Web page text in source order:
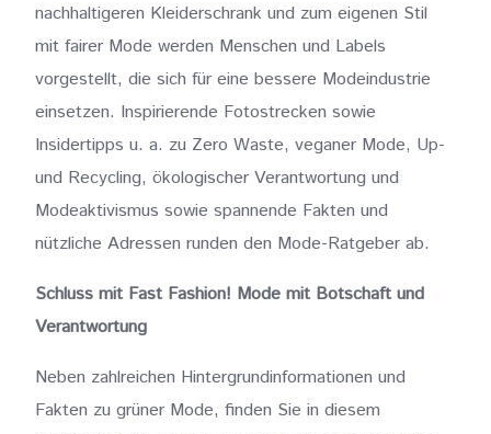
nachhaltigeren Kleiderschrank und zum eigenen Stil
mit fairer Mode werden Menschen und Labels
vorgestellt, die sich für eine bessere Modeindustrie
einsetzen. Inspirierende Fotostrecken sowie
Insidertipps u. a. zu Zero Waste, veganer Mode, Up-
und Recycling, ökologischer Verantwortung und
Modeaktivismus sowie spannende Fakten und
nützliche Adressen runden den Mode-Ratgeber ab.
Schluss mit Fast Fashion! Mode mit Botschaft und
Verantwortung
Neben zahlreichen Hintergrundinformationen und
Fakten zu grüner Mode, finden Sie in diesem